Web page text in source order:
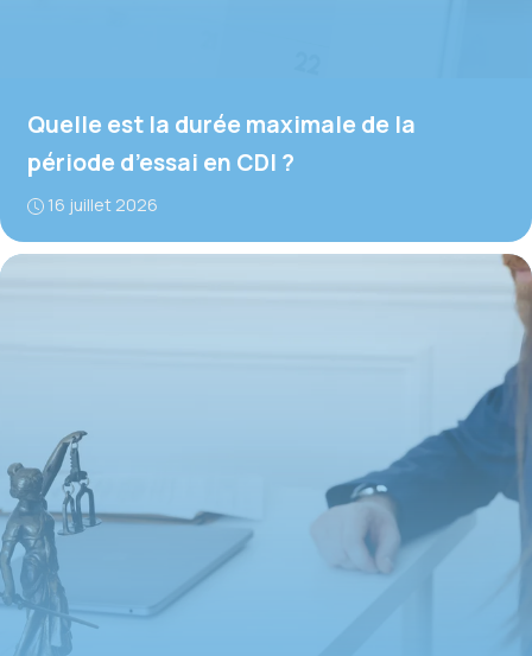
Quelle est la durée maximale de la
période d’essai en CDI ?
16 juillet 2026